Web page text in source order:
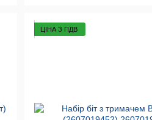
ЦІНА З ПДВ